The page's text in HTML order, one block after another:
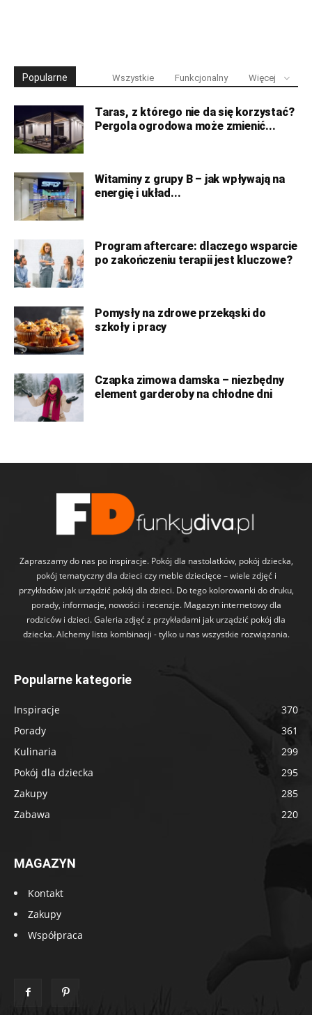
Popularne Wszystkie Funkcjonalny Więcej
Taras, z którego nie da się korzystać?
Pergola ogrodowa może zmienić...
Witaminy z grupy B – jak wpływają na
energię i układ...
Program aftercare: dlaczego wsparcie
po zakończeniu terapii jest kluczowe?
Pomysły na zdrowe przekąski do
szkoły i pracy
Czapka zimowa damska – niezbędny
element garderoby na chłodne dni
Zapraszamy do nas po inspiracje. Pokój dla nastolatków, pokój dziecka,
pokój tematyczny dla dzieci czy meble dziecięce – wiele zdjęć i
przykładów jak urządzić pokój dla dzieci. Do tego kolorowanki do druku,
porady, informacje, nowości i recenzje. Magazyn internetowy dla
rodziców i dzieci. Galeria zdjęć z przykładami jak urządzić pokój dla
dziecka. Alchemy lista kombinacji - tylko u nas wszystkie rozwiązania.
Popularne kategorie
Inspiracje
370
Porady
361
Kulinaria
299
Pokój dla dziecka
295
Zakupy
285
Zabawa
220
MAGAZYN
Kontakt
Zakupy
Współpraca